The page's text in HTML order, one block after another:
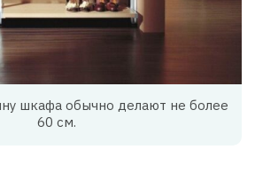
шкафа обычно делают не более
60 см.